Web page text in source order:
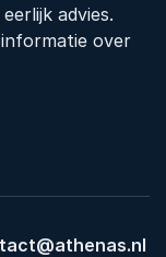
advies.
over